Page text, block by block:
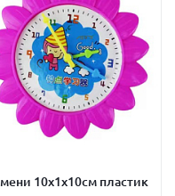
10х1х10см пластик